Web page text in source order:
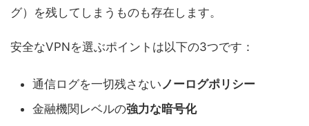
グ）を残してしまうものも存在します。
安全なVPNを選ぶポイントは以下の3つです：
通信ログを一切残さない ノーログポリシー
金融機関レベルの強力な暗号化